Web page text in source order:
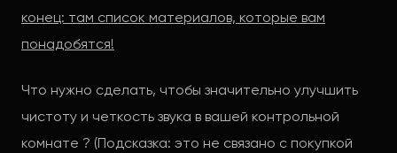
конец: там список материалов, которые вам
понадобятся!
Что нужно сделать, чтобы значительно улучшить
чистоту и четкость звука в вашей контрольной
комнате ? (Подсказка: это не связано с покупкой